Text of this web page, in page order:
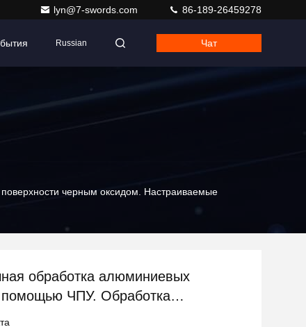
lyn@7-swords.com 86-189-26459278
Russian Чат
черным оксидом. Настраиваемые
обработка алюминиевых
помощью ЧПУ. Обработка
черным оксидом. Настраиваемые